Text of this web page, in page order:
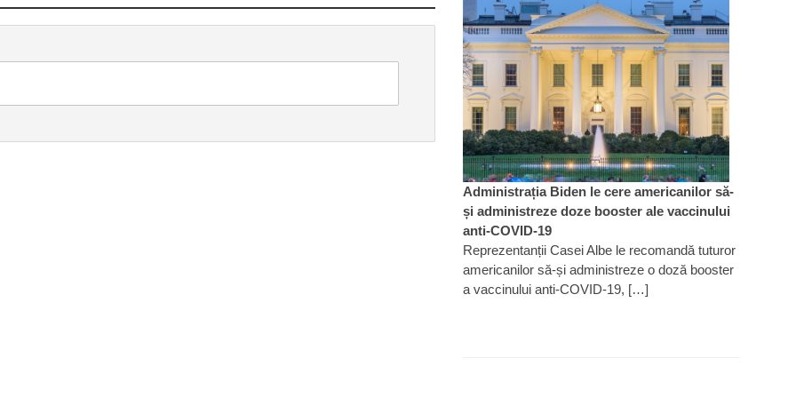
Administrația Biden le cere americanilor să-
și administreze doze booster ale vaccinului
anti-COVID-19
Reprezentanții Casei Albe le recomandă tuturor
americanilor să-și administreze o doză booster
a vaccinului anti-COVID-19, […]